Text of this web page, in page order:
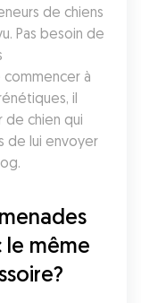
de chiens
Pas besoin de
à
il
chien qui
de lui envoyer
le même